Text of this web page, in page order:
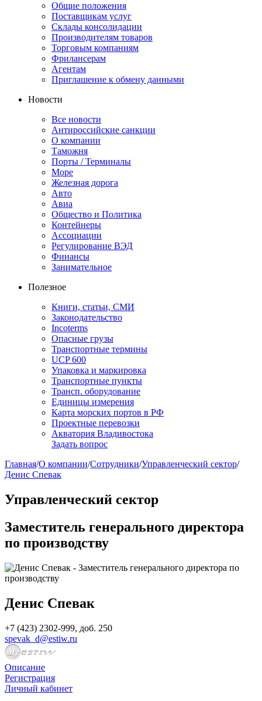
Общие положения
Поставщикам услуг
Склады консолидации
Производителям товаров
Торговым компаниям
Фрилансерам
Агентам
Приглашение к обмену данными
Новости
Все новости
Антироссийские санкции
О компании
Таможня
Порты / Терминалы
Море
Железная дорога
Авто
Авиа
Общество и Политика
Контейнеры
Ассоциации
Регулирование ВЭД
Финансы
Занимательное
Полезное
Книги, статьи, СМИ
Законодательство
Incoterms
Опасные грузы
Транспортные термины
UCP 600
Упаковка и маркировка
Транспортные пункты
Трансп. оборудование
Единицы измерения
Карта морских портов в РФ
Проектные перевозки
Акватория Владивостока
Задать вопрос
Главная/О компании/Сотрудники/Управленческий сектор/
Денис Спевак
Управленческий сектор
Заместитель генерального директора
по производству
Денис Спевак
+7 (423) 2302-999, доб. 250
spevak_d@estiw.ru
Описание
Регистрация
Личный кабинет